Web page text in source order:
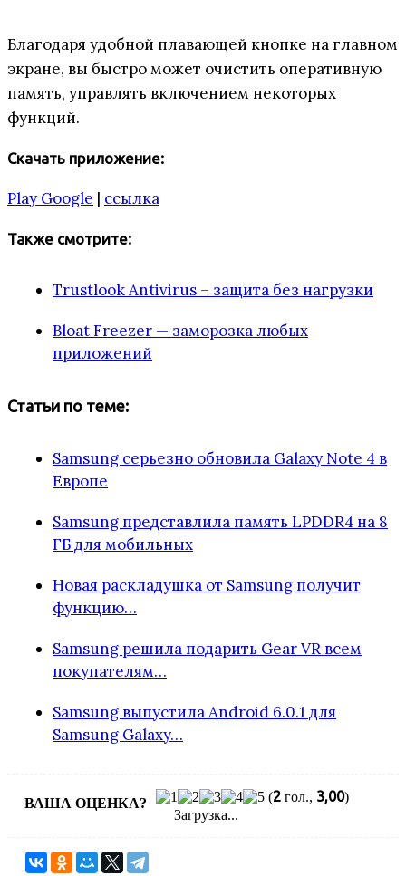
Благодаря удобной плавающей кнопке на главном
экране, вы быстро может очистить оперативную
память, управлять включением некоторых
функций.
Скачать приложение:
Play Google | ссылка
Также смотрите:
Trustlook Antivirus – защита без нагрузки
Bloat Freezer — заморозка любых
приложений
Статьи по теме:
Samsung серьезно обновила Galaxy Note 4 в
Европе
Samsung представлила память LPDDR4 на 8
ГБ для мобильных
Новая раскладушка от Samsung получит
функцию…
Samsung решила подарить Gear VR всем
покупателям…
Samsung выпустила Android 6.0.1 для
Samsung Galaxy…
ВАША ОЦЕНКА? (2 гол., 3,00)
Загрузка...